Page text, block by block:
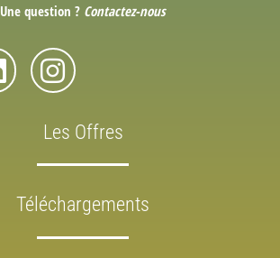
Une question ? Contactez-nous
Les Offres
Téléchargements